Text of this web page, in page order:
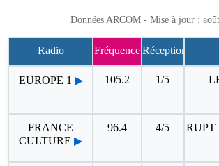
Données ARCOM - Mise à jour :
Radio FréquenceRéception
EUROPE 1 ▶ 105.2 1/5
FRANCE
CULTURE ▶
96.4 4/5 RUPT